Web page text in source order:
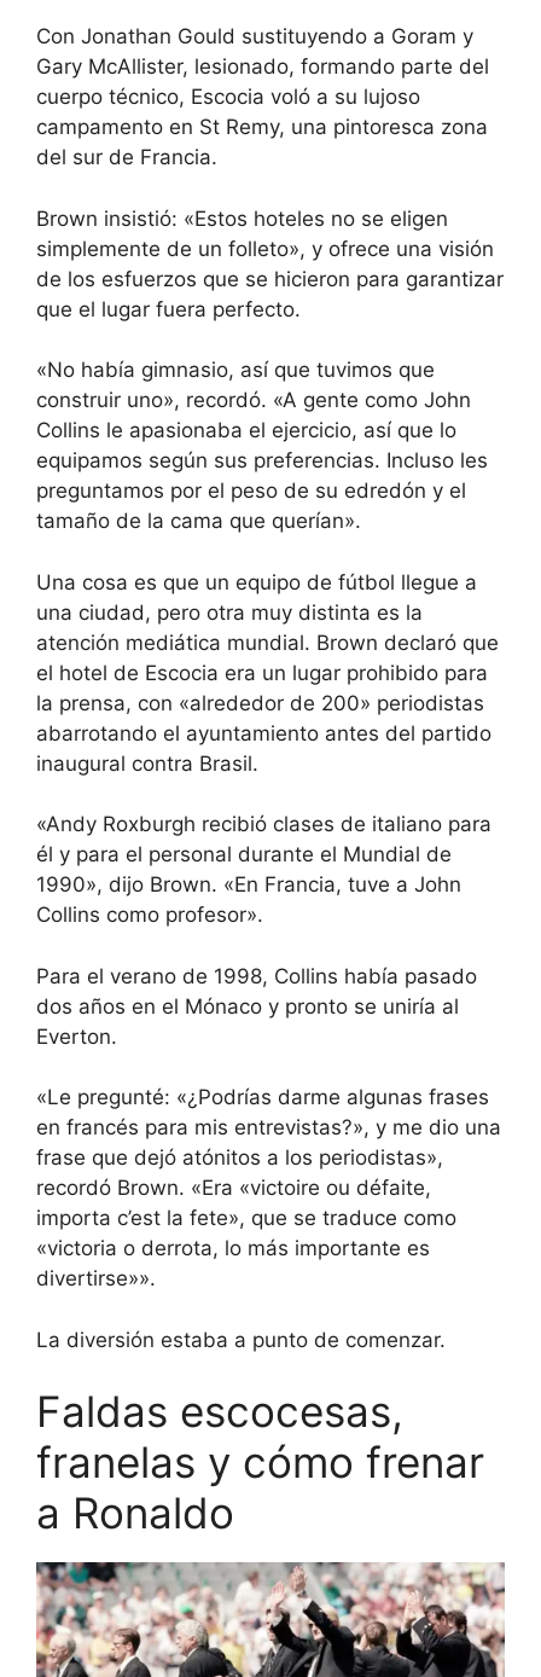
Con Jonathan Gould sustituyendo a Goram y
Gary McAllister, lesionado, formando parte del
cuerpo técnico, Escocia voló a su lujoso
campamento en St Remy, una pintoresca zona
del sur de Francia.
Brown insistió: «Estos hoteles no se eligen
simplemente de un folleto», y ofrece una visión
de los esfuerzos que se hicieron para garantizar
que el lugar fuera perfecto.
«No había gimnasio, así que tuvimos que
construir uno», recordó. «A gente como John
Collins le apasionaba el ejercicio, así que lo
equipamos según sus preferencias. Incluso les
preguntamos por el peso de su edredón y el
tamaño de la cama que querían».
Una cosa es que un equipo de fútbol llegue a
una ciudad, pero otra muy distinta es la
atención mediática mundial. Brown declaró que
el hotel de Escocia era un lugar prohibido para
la prensa, con «alrededor de 200» periodistas
abarrotando el ayuntamiento antes del partido
inaugural contra Brasil.
«Andy Roxburgh recibió clases de italiano para
él y para el personal durante el Mundial de
1990», dijo Brown. «En Francia, tuve a John
Collins como profesor».
Para el verano de 1998, Collins había pasado
dos años en el Mónaco y pronto se uniría al
Everton.
«Le pregunté: «¿Podrías darme algunas frases
en francés para mis entrevistas?», y me dio una
frase que dejó atónitos a los periodistas»,
recordó Brown. «Era «victoire ou défaite,
importa c’est la fete», que se traduce como
«victoria o derrota, lo más importante es
divertirse»».
La diversión estaba a punto de comenzar.
Faldas escocesas,
franelas y cómo frenar
a Ronaldo